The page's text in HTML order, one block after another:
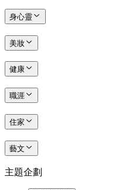
身心靈
美妝
健康
職涯
住家
藝文
主題企劃